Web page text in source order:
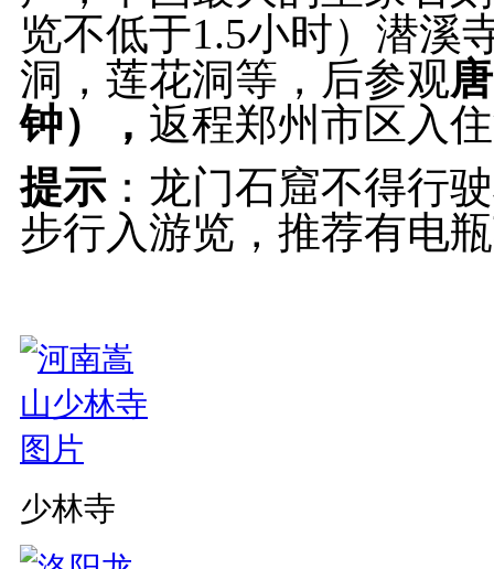
览不低于1.5小时）潜溪
洞，莲花洞等，后参观
钟）， 返程郑州市区入
提示：龙门石窟不得行
步行入游览，推荐有电
少林寺